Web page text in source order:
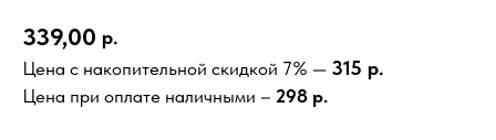
339,00 р.
Цена с накопительной скидкой 7% — 315 р.
Цена при оплате наличными – 298 р.